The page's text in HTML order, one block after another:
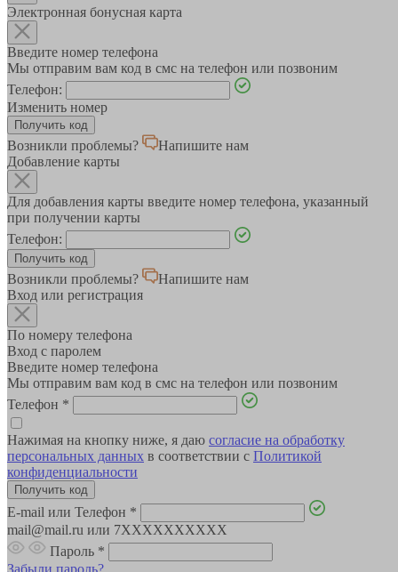
Электронная бонусная карта
Введите номер телефона
Мы отправим вам код в смс на телефон или позвоним
Телефон:
Изменить номер
Возникли проблемы?
Напишите нам
Добавление карты
Для добавления карты введите номер телефона, указанный
при получении карты
Телефон:
Возникли проблемы?
Напишите нам
Вход или регистрация
По номеру телефона
Вход с паролем
Введите номер телефона
Мы отправим вам код в смс на телефон или позвоним
Телефон *
Нажимая на кнопку ниже, я даю согласие на обработку
персональных данных в соответствии с Политикой
конфиденциальности
E-mail или Телефон *
mail@mail.ru или 7XXXXXXXXXX
Пароль *